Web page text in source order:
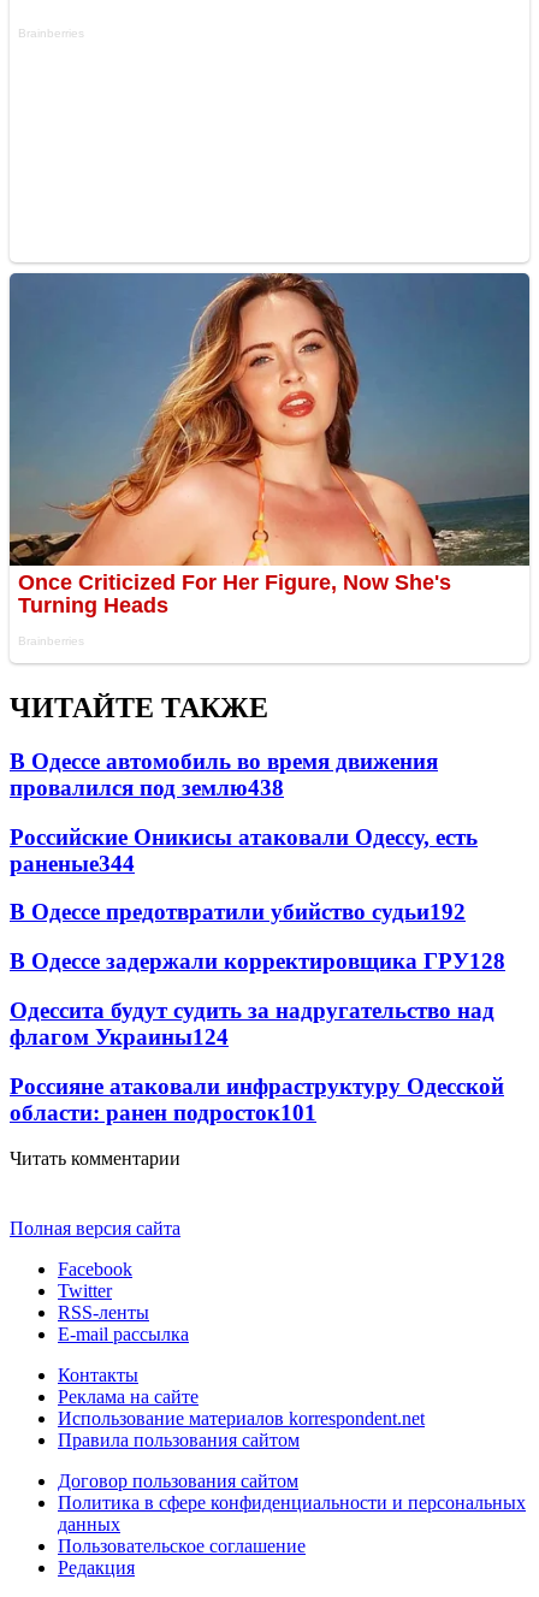
ЧИТАЙТЕ ТАКЖЕ
В Одессе автомобиль во время движения
провалился под землю438
Российские Оникисы атаковали Одессу, есть
раненые344
В Одессе предотвратили убийство судьи192
В Одессе задержали корректировщика ГРУ128
Одессита будут судить за надругательство над
флагом Украины124
Россияне атаковали инфраструктуру Одесской
области: ранен подросток101
Читать комментарии
Полная версия сайта
Facebook
Twitter
RSS-ленты
E-mail рассылка
Контакты
Реклама на сайте
Использование материалов korrespondent.net
Правила пользования сайтом
Договор пользования сайтом
Политика в сфере конфиденциальности и персональных
данных
Пользовательское соглашение
Редакция